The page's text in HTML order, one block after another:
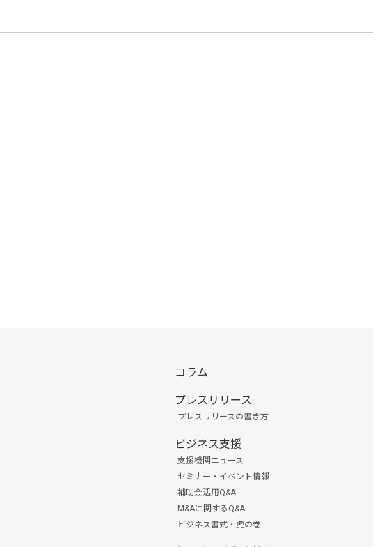
コラム
プレスリリース
プレスリリースの書き方
ビジネス支援
支援機関ニュース
セミナー・イベント情報
補助金活用Q&A
M&Aに関するQ&A
ビジネス書式・虎の巻